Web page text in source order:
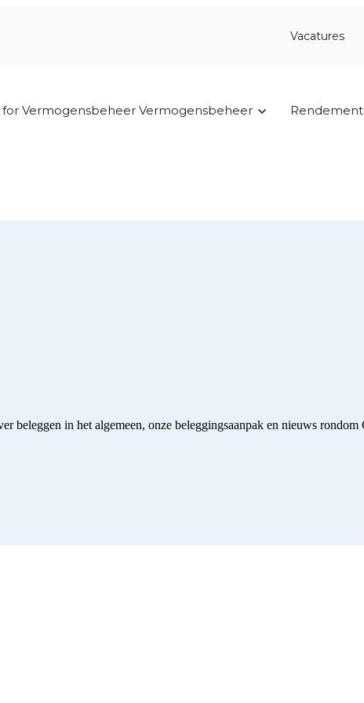
Vacatures
Vermogensbeheer Vermogensbeheer
beleggen in het algemeen, onze beleggingsaanpak en nieuws rondom